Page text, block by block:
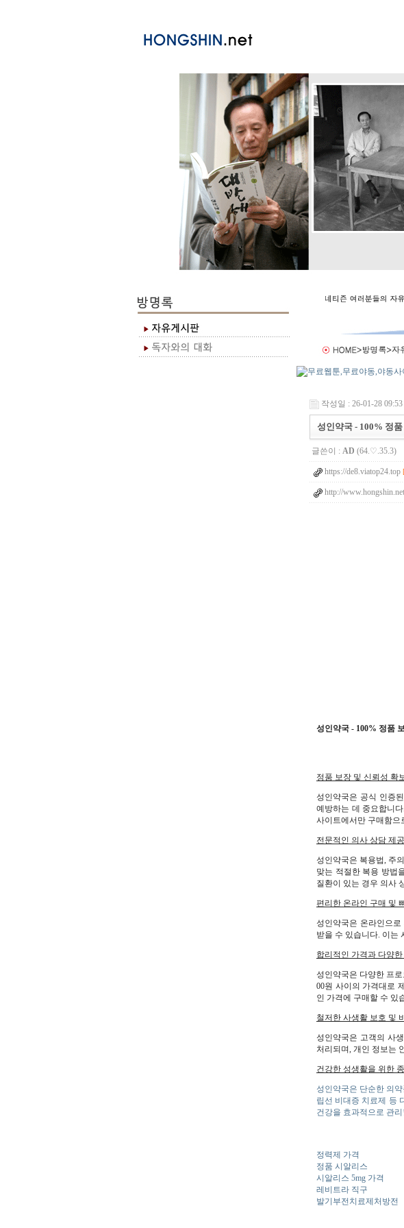
작성일 : 26-01-28 09:53
성인약국 - 100% 정품
글쓴이 : AD (64.♡.35.3)
https://de8.viatop24.top
http://
성인약국 - 100% 정품
정품 보장 및 신뢰성 확
성인약국은 공식 인증
예방하는 데 중요합니
사이트에서만 구매함으
전문적인 의사 상담 제공
성인약국은 복용법, 주
맞는 적절한 복용 방법
질환이 있는 경우 의사
편리한 온라인 구매 및
성인약국은 온라인으
받을 수 있습니다. 이는
합리적인 가격과 다양
성인약국은 다양한 프
00원 사이의 가격대로
인 가격에 구매할 수 있
철저한 사생활 보호 및
성인약국은 고객의 사
처리되며, 개인 정보는
건강한 성생활을 위한
성인약국은 단순한 의
립선 비대증 치료제 등
건강을 효과적으로 관
정력제 가격
정품 시알리스
시알리스 5mg 가격
레비트라 직구
발기부전치료제처방전